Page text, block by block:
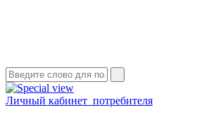
Личный кабинет потребителя